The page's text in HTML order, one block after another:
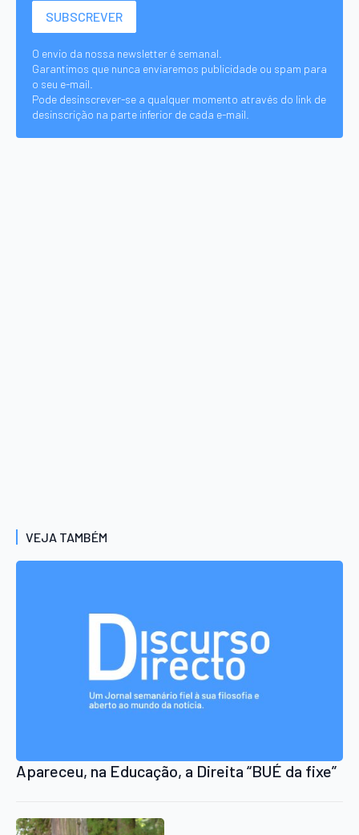
O envio da nossa newsletter é semanal.
Garantimos que nunca enviaremos publicidade ou spam para
o seu e-mail.
Pode desinscrever-se a qualquer momento através do link de
desinscrição na parte inferior de cada e-mail.
VEJA TAMBÉM
Apareceu, na Educação, a Direita “BUÉ da fixe”